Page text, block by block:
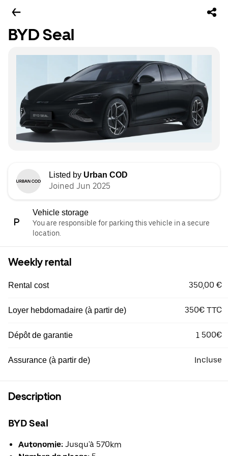
BYD Seal
Listed by Urban COD
Joined Jun 2025
Vehicle storage
You are responsible for parking this vehicle in a secure
location.
Weekly rental
Rental cost 350,00 €
Loyer hebdomadaire (à partir de) 350€ TTC
Dépôt de garantie 1 500€
Assurance (à partir de) Incluse
Description
BYD Seal
Autonomie: Jusqu'à 570km